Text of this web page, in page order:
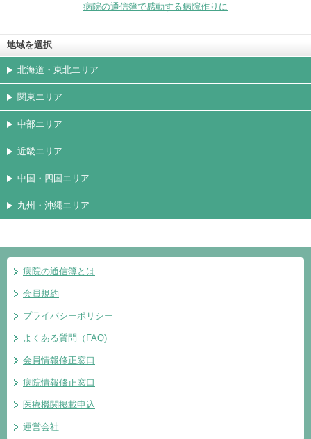
病院の通信簿で感動する病院作りに
地域を選択
北海道・東北エリア
関東エリア
中部エリア
近畿エリア
中国・四国エリア
九州・沖縄エリア
病院の通信簿とは
会員規約
プライバシーポリシー
よくある質問（FAQ)
会員情報修正窓口
病院情報修正窓口
医療機関掲載申込
運営会社